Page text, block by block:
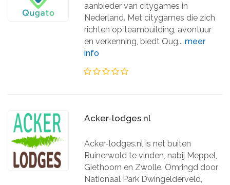
aanbieder van citygames in
Nederland. Met citygames die zich
richten op teambuilding, avontuur
en verkenning, biedt Qug...meer
info
Acker-lodges.nl
Acker-lodges.nl is net buiten
Ruinerwold te vinden, nabij Meppel,
Giethoorn en Zwolle. Omringd door
Nationaal Park Dwingelderveld,